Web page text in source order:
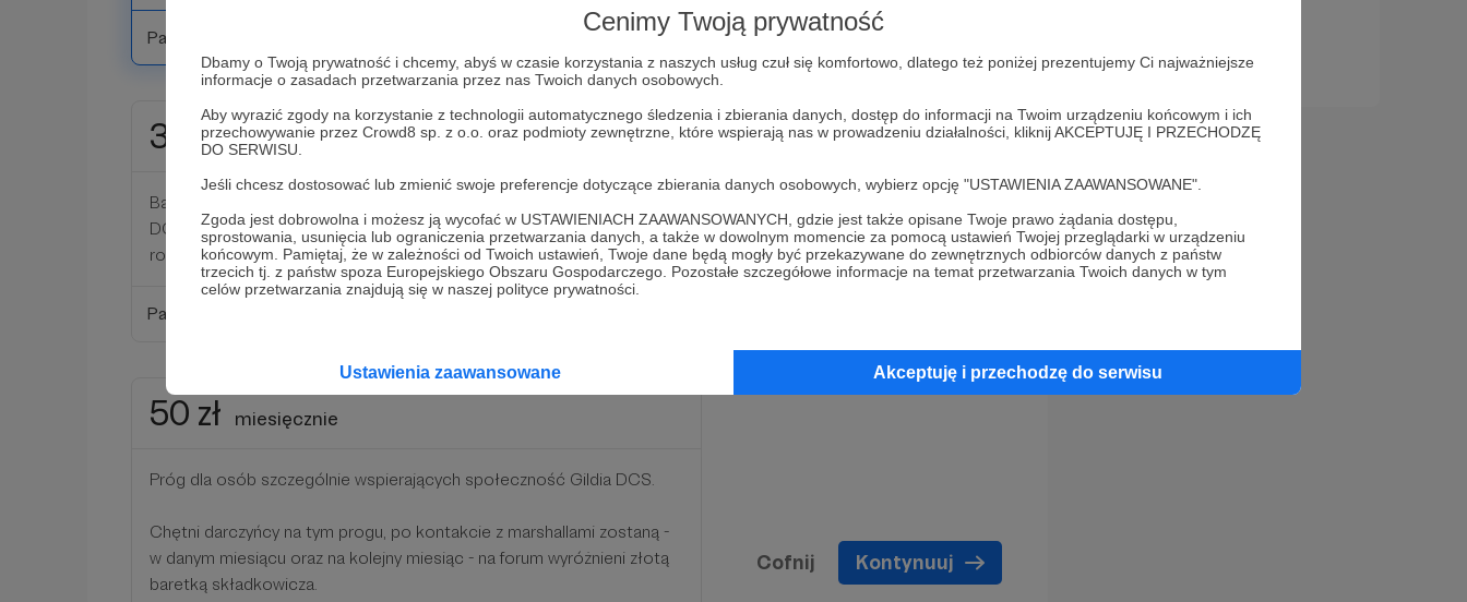
Cenimy Twoją prywatność
Dbamy o Twoją prywatność i chcemy, abyś w czasie korzystania z naszych usług czuł się komfortowo, dlatego też poniżej prezentujemy Ci najważniejsze
informacje o zasadach przetwarzania przez nas Twoich danych osobowych.
Aby wyrazić zgody na korzystanie z technologii automatycznego śledzenia i zbierania danych, dostęp do informacji na Twoim urządzeniu końcowym i ich
przechowywanie przez Crowd8 sp. z o.o. oraz podmioty zewnętrzne, które wspierają nas w prowadzeniu działalności, kliknij AKCEPTUJĘ I PRZECHODZĘ
DO SERWISU.
Jeśli chcesz dostosować lub zmienić swoje preferencje dotyczące zbierania danych osobowych, wybierz opcję "USTAWIENIA ZAAWANSOWANE".
Zgoda jest dobrowolna i możesz ją wycofać w USTAWIENIACH ZAAWANSOWANYCH, gdzie jest także opisane Twoje prawo żądania dostępu,
sprostowania, usunięcia lub ograniczenia przetwarzania danych, a także w dowolnym momencie za pomocą ustawień Twojej przeglądarki w urządzeniu
końcowym. Pamiętaj, że w zależności od Twoich ustawień, Twoje dane będą mogły być przekazywane do zewnętrznych odbiorców danych z państw
trzecich tj. z państw spoza Europejskiego Obszaru Gospodarczego. Pozostałe szczegółowe informacje na temat przetwarzania Twoich danych w tym
celów przetwarzania znajdują się w naszej polityce prywatności.
Ustawienia zaawansowane Akceptuję i przechodzę do serwisu
Patroni: 4 Limit: 10
35 zł miesięcznie
Bardzo rozsądna kwota, którą możecie dorzucić do koszyka Gildia
DCS. Zauważ, że aby pokryć koszt serwera oraz umożliwić nam dalszy
rozwój wystarczy mniej niż 7 osób składających się po 35PLN.
Patroni: 0
50 zł miesięcznie
Próg dla osób szczególnie wspierających społeczność Gildia DCS.
Chętni darczyńcy na tym progu, po kontakcie z marshallami zostaną -
w danym miesiącu oraz na kolejny miesiąc - na forum wyróżnieni złotą
baretką składkowicza.
Cofnij Kontynuuj